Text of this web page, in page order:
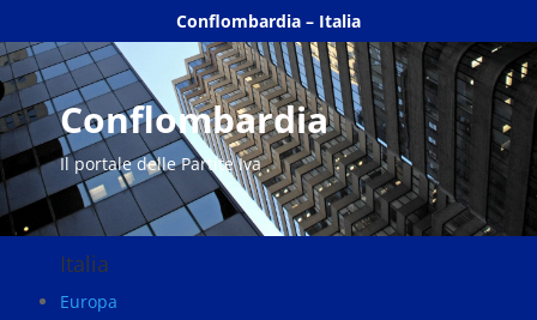
Conflombardia – Italia
Conflombardia
Il portale delle Partite Iva
Italia
Europa